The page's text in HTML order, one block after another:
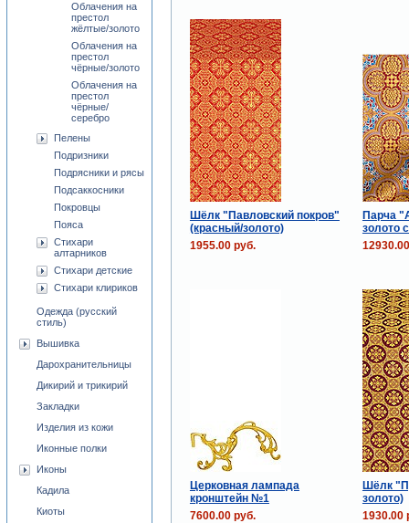
Шёлк "Павловский покров"
(красный/золото)
Парча
золото
1955.00 руб.
Церковная лампада
кронштейн №1
Шёлк
золото)
7600.00 руб.
1930.00
Облачения на
престол
жёлтые/золото
Облачения на
престол
чёрные/золото
Облачения на
престол
чёрные/
серебро
Пелены
Подризники
Подрясники и рясы
Подсаккосники
Покровцы
Пояса
Стихари
алтарников
Стихари детские
Стихари клириков
Одежда (русский
стиль)
Вышивка
Дарохранительницы
Дикирий и трикирий
Закладки
Изделия из кожи
Иконные полки
Иконы
Кадила
Киоты